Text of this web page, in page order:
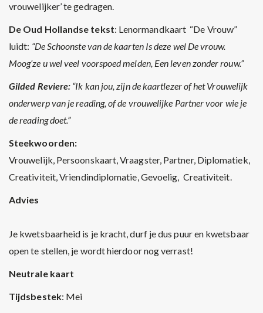
vrouwelijker’ te gedragen.
De Oud Hollandse tekst: Lenormandkaart “De Vrouw”
luidt: “De Schoonste van de kaarten Is deze wel De vrouw.
Moog’ze u wel veel voorspoed melden, Een leven zonder rouw.”
Gilded Reviere: “Ik kan jou, zijn de kaartlezer of het Vrouwelijk
onderwerp van je reading, of de vrouwelijke Partner voor wie je
de reading doet.”
Steekwoorden:
Vrouwelijk, Persoonskaart, Vraagster, Partner, Diplomatiek,
Creativiteit, Vriendindiplomatie, Gevoelig, Creativiteit.
Advies
Je kwetsbaarheid is je kracht, durf je dus puur en kwetsbaar
open te stellen, je wordt hierdoor nog verrast!
Neutrale kaart
Tijdsbestek: Mei